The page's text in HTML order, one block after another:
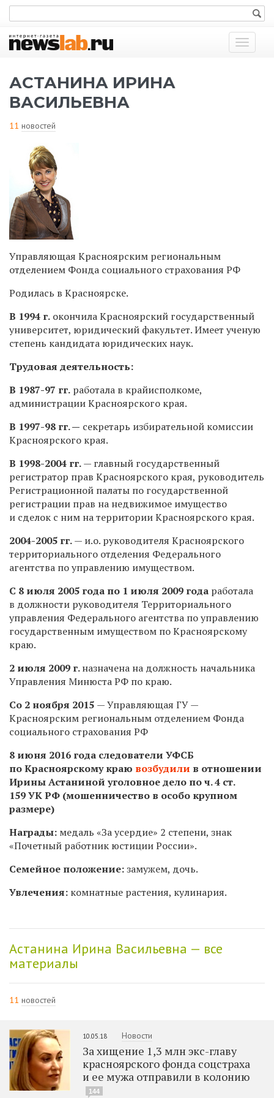
Показать
меню
АСТАНИНА ИРИНА
ВАСИЛЬЕВНА
11 новостей
Управляющая Красноярским региональным
отделением Фонда социального страхования РФ
Родилась в Красноярске.
В 1994 г. окончила Красноярский государственный
университет, юридический факультет. Имеет ученую
степень кандидата юридических наук.
Трудовая деятельность:
В 1987-97 гг. работала в крайисполкоме,
администрации Красноярского края.
В 1997-98 гг. — секретарь избирательной комиссии
Красноярского края.
В 1998-2004 гг.— главный государственный
регистратор прав Красноярского края, руководитель
Регистрационной палаты по государственной
регистрации прав на недвижимое имущество
и сделок с ним на территории Красноярского края.
2004-2005 гг.— и.о. руководителя Красноярского
территориального отделения Федерального
агентства по управлению имуществом.
С 8 июля 2005 года по 1 июля 2009 года работала
в должности руководителя Территориального
управления Федерального агентства по управлению
государственным имуществом по Красноярскому
краю.
2 июля 2009 г.назначена на должность начальника
Управления Минюста РФ по краю.
Со 2 ноября 2015 — Управляющая ГУ —
Красноярским региональным отделением Фонда
социального страхования РФ
8 июня 2016 года следователи УФСБ
по Красноярскому краю возбудили в отношении
Ирины Астаниной уголовное дело по ч. 4 ст.
159 УК РФ (мошенничество в особо крупном
размере)
Награды: медаль «За усердие» 2 степени, знак
«Почетный работник юстиции России».
Семейное положение:замужем, дочь.
Увлечения: комнатные растения, кулинария.
Астанина Ирина Васильевна — все
материалы
11 новостей
10.05.18 Новости
За хищение 1,3 млн экс-главу
красноярского фонда соцстраха
и ее мужа отправили в колонию
144